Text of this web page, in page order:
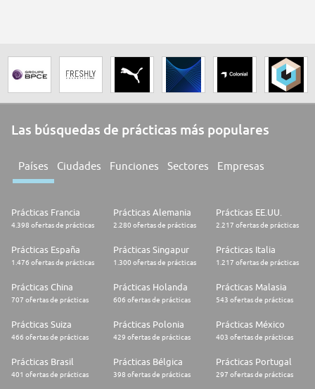
Las búsquedas de prácticas más populares
Países Ciudades Funciones Sectores Empresas
Prácticas Francia
4.398 ofertas de prácticas
Prácticas Alemania
2.280 ofertas de prácticas
Prácticas EE.UU.
2.217 ofertas de prácticas
Prácticas España
1.476 ofertas de prácticas
Prácticas Singapur
1.300 ofertas de prácticas
Prácticas Italia
1.217 ofertas de prácticas
Prácticas China
707 ofertas de prácticas
Prácticas Holanda
606 ofertas de prácticas
Prácticas Malasia
543 ofertas de prácticas
Prácticas Suiza
466 ofertas de prácticas
Prácticas Polonia
429 ofertas de prácticas
Prácticas México
403 ofertas de prácticas
Prácticas Brasil
401 ofertas de prácticas
Prácticas Bélgica
398 ofertas de prácticas
Prácticas Portugal
297 ofertas de prácticas